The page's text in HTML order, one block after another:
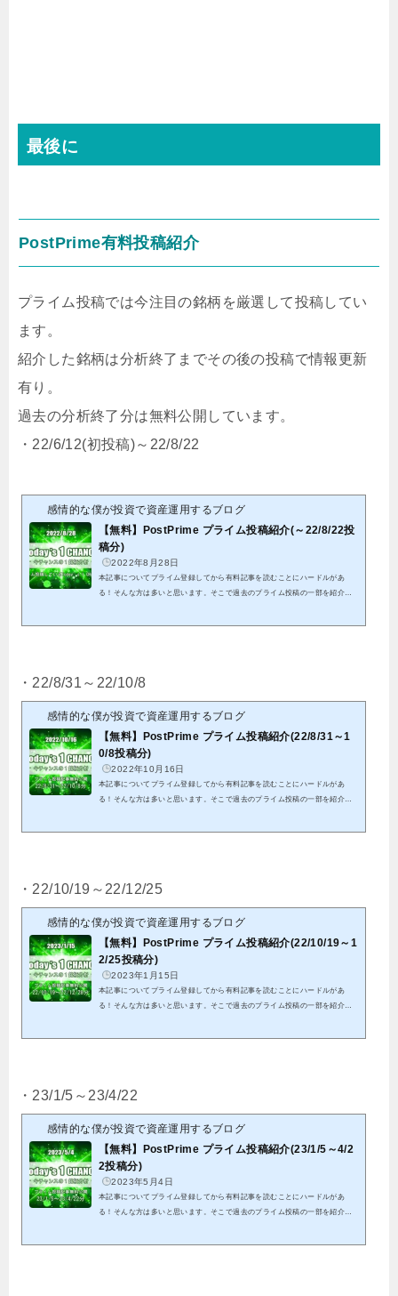
最後に
PostPrime有料投稿紹介
プライム投稿では今注目の銘柄を厳選して投稿してい
ます。
紹介した銘柄は分析終了までその後の投稿で情報更新
有り。
過去の分析終了分は無料公開しています。
・22/6/12(初投稿)～22/8/22
感情的な僕が投資で資産運用するブログ
【無料】PostPrime プライム投稿紹介(～22/8/22投
稿分)
2022年8月28日
本記事についてプライム登録してから有料記事を読むことにハードルがあ
る！そんな方は多いと思います。そこで過去のプライム投稿の一部を紹介致
頂くことで閲覧可能です私...
・22/8/31～22/10/8
感情的な僕が投資で資産運用するブログ
【無料】PostPrime プライム投稿紹介(22/8/31～1
0/8投稿分)
2022年10月16日
本記事についてプライム登録してから有料記事を読むことにハードルがあ
る！そんな方は多いと思います。そこで過去のプライム投稿の一部を紹介致
て頂くことで閲覧可能で...
・22/10/19～22/12/25
感情的な僕が投資で資産運用するブログ
【無料】PostPrime プライム投稿紹介(22/10/19～1
2/25投稿分)
2023年1月15日
本記事についてプライム登録してから有料記事を読むことにハードルがあ
る！そんな方は多いと思います。そこで過去のプライム投稿の一部を紹介致
して頂くことで閲覧可能...
・23/1/5～23/4/22
感情的な僕が投資で資産運用するブログ
【無料】PostPrime プライム投稿紹介(23/1/5～4/2
2投稿分)
2023年5月4日
本記事についてプライム登録してから有料記事を読むことにハードルがあ
る！そんな方は多いと思います。そこで過去のプライム投稿の一部を紹介致